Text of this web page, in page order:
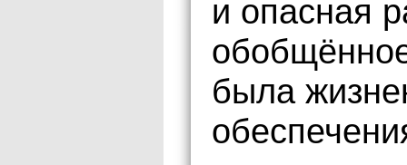
и опасная
была